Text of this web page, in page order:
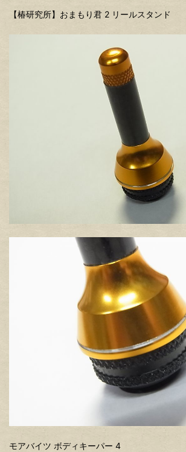
【椿研究所】おまもり君 2 リールスタンド
モアバイツ ボディキーパー 4